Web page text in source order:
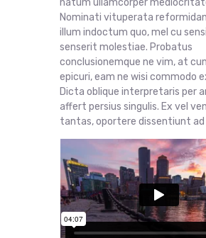
natum ullamcorper
Nominati vituperata
illum indoctum quo, mel cu
senserit molestiae. Probatus
conclusionemque ne vim, at
epicuri, eam ne wisi commodo
Dicta oblique interpretaris per
affert persius singulis. Ex vel
tantas, oportere dissentiunt ad